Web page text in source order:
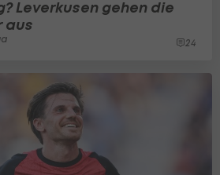
Leverkusen gehen die
aus
24